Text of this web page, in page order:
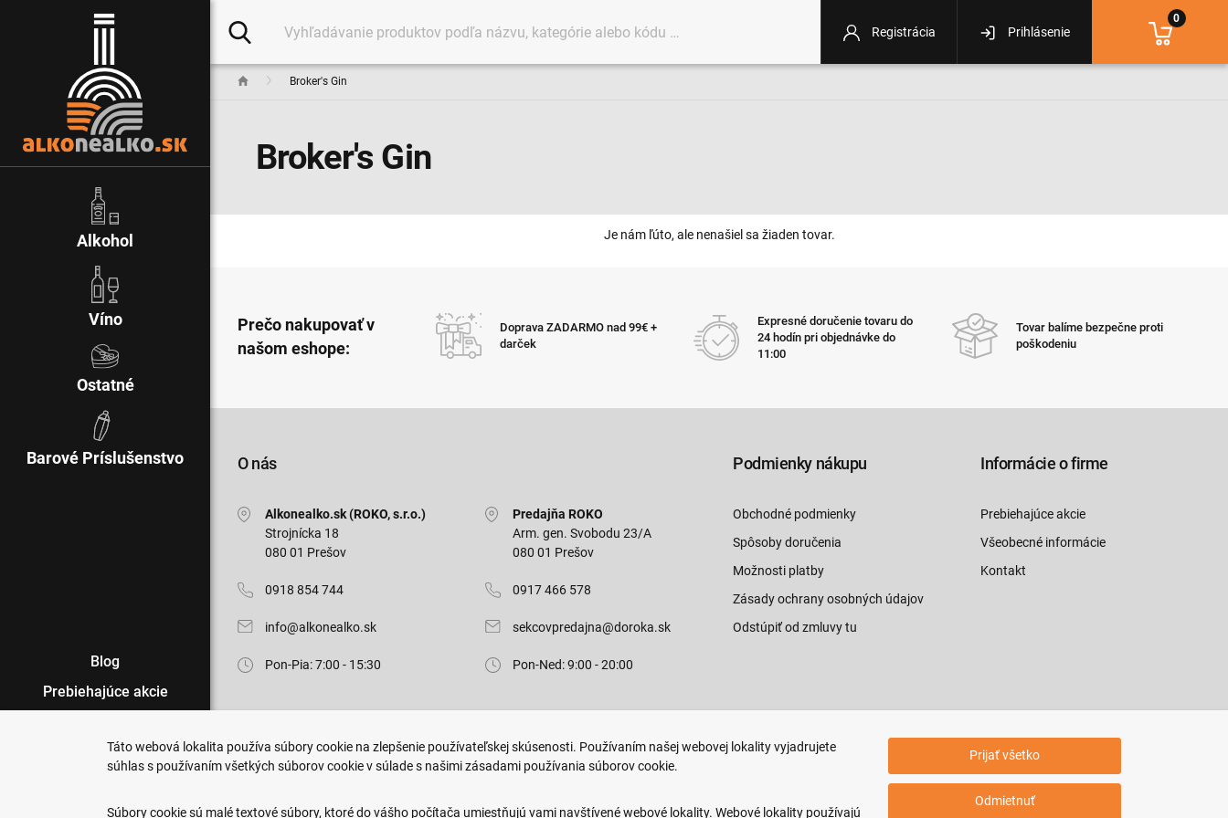
Broker's Gin
Broker's Gin
Je nám ľúto, ale nenašiel sa žiaden tovar.
Prečo nakupovať v
našom eshope:
Doprava ZADARMO nad 99€ +
darček
Expresné doručenie tovaru do
24 hodín pri objednávke do
11:00
Tovar balíme bezpečne proti
poškodeniu
O nás
Alkonealko.sk (ROKO, s.r.o.)
Strojnícka 18
080 01 Prešov
0918 854 744
info@alkonealko.sk
Pon-Pia: 7:00 - 15:30
Predajňa ROKO
Arm. gen. Svobodu 23/A
080 01 Prešov
0917 466 578
sekcovpredajna@doroka.sk
Pon-Ned: 9:00 - 20:00
Podmienky nákupu
Obchodné podmienky
Spôsoby doručenia
Možnosti platby
Zásady ochrany osobných údajov
Odstúpiť od zmluvy tu
Informácie o firme
Prebiehajúce akcie
Všeobecné informácie
Kontakt
Copyright © 2011-2026 ROKO, s.r.o.
Web dizajn: MARLOW DESIGN
Registrácia Prihlásenie
0
Alkohol
Víno
Ostatné
Barové Príslušenstvo
Blog
Prebiehajúce akcie
PredajneTáto webová lokalita používa súbory cookie na zlepšenie používateľskej skúsenosti. Používaním našej webovej lokality vyjadrujete
súhlas s používaním všetkých súborov cookie v súlade s našimi zásadami používania súborov cookie.
Súbory cookie sú malé textové súbory, ktoré do vášho počítača umiestňujú vami navštívené webové lokality. Webové lokality používajú
Prijať všetko
Odmietnuť